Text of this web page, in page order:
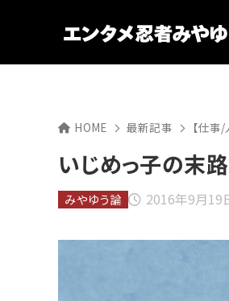
HOME 最新記事 【仕事/
いじめっ子の末
2016年9月19
みやゆう論